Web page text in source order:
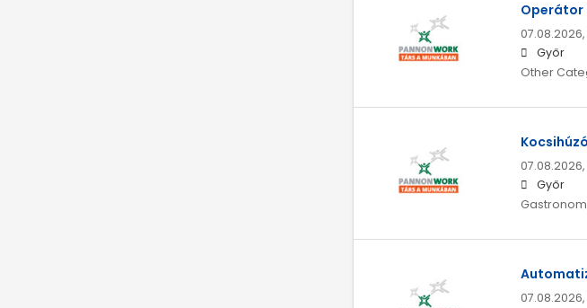
Operátor
07.08.2026,
Győr
Other
07.08.2026,
Győr
07.08.2026,